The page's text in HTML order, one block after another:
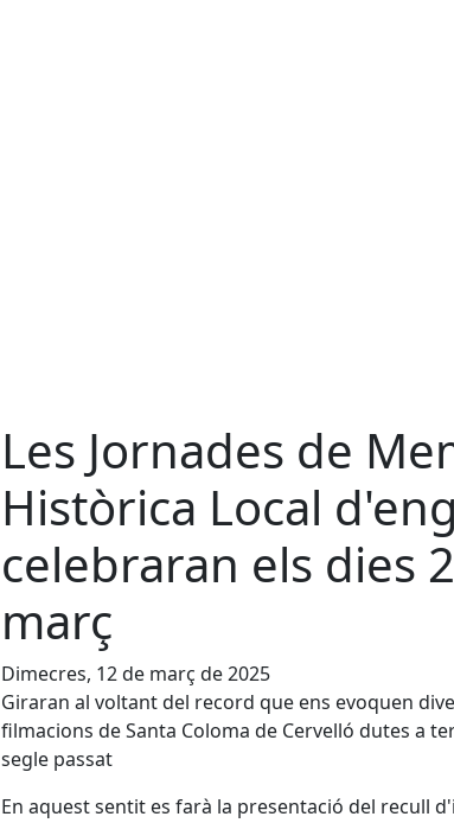
Les Jornades de
Històrica Local
celebraran els dies
març
Dimecres, 12 de març de 2025
Giraran al voltant del record que ens evoquen
filmacions de Santa Coloma de Cervelló dutes a
segle passat
En aquest sentit es farà la presentació del recull